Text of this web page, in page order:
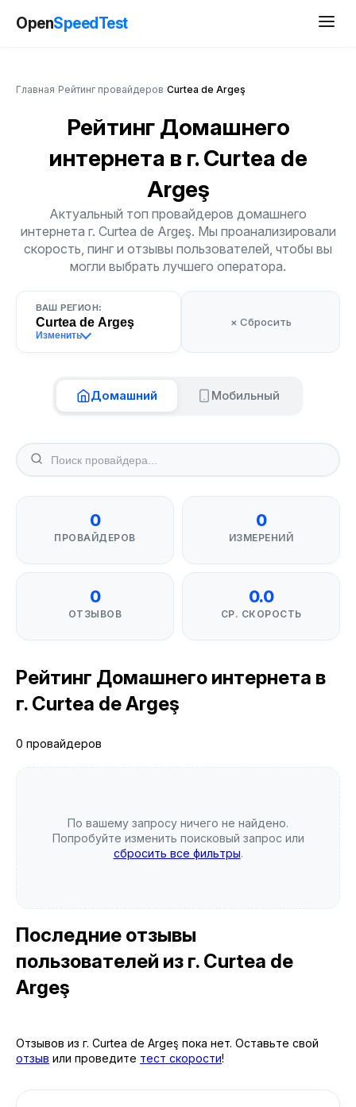
OpenSpeedTest
Главная Рейтинг провайдеров Curtea de Argeş
Рейтинг Домашнего
интернета в г. Curtea de
Argeş
Актуальный топ провайдеров домашнего
интернета г. Curtea de Argeş. Мы проанализировали
скорость, пинг и отзывы пользователей, чтобы вы
могли выбрать лучшего оператора.
ВАШ РЕГИОН:
Curtea de Argeş
Изменить
× Сбросить
Домашний Мобильный
0
ПРОВАЙДЕРОВ
0
ИЗМЕРЕНИЙ
0
ОТЗЫВОВ
0.0
СР. СКОРОСТЬ
Рейтинг Домашнего интернета в
г. Curtea de Argeş
0 провайдеров
По вашему запросу ничего не найдено.
Попробуйте изменить поисковый запрос или
сбросить все фильтры.
Последние отзывы
пользователей из г. Curtea de
Argeş
Отзывов из г. Curtea de Argeş пока нет. Оставьте свой
отзыв или проведите тест скорости!